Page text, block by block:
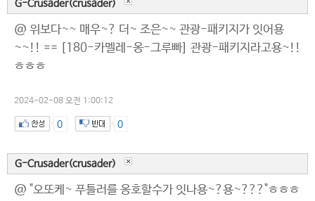
G-Crusader(crusader)
@ 위보다~~ 매우~? 더~ 조은~~ 관광-패키지가 잇어용
~~!! == [180-카멜레-옹-그루빠] 관광-패키지라고용~!!
ㅎㅎㅎ
2024-02-08 오전 1:00:12
0 0
G-Crusader(crusader)
@ "오또케~ 푸틀러를 옹호할수가 잇나용~?용~???"ㅎㅎㅎ